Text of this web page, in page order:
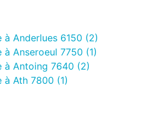
Anderlues 6150 (2)
Anseroeul 7750 (1)
à Antoing 7640 (2)
à Ath 7800 (1)